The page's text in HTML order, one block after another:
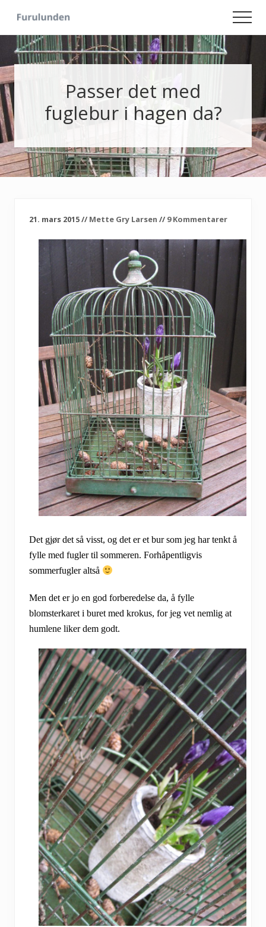
main
content
primary
sidebar
Hageliv
Lise
for
sjelen
Passer det med
fuglebur i hagen da?
21. mars 2015// Mette Gry Larsen // 9 Kommentarer
Det gjør det så visst, og det er et bur som jeg har tenkt å
fylle med fugler til sommeren. Forhåpentligvis
sommerfugler altså
Men det er jo en god forberedelse da, å fylle
blomsterkaret i buret med krokus, for jeg vet nemlig at
humlene liker dem godt.